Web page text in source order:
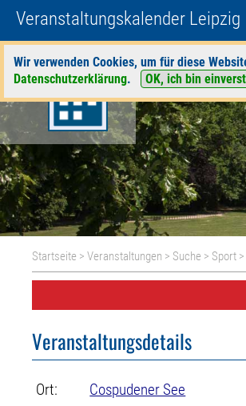
Veranstaltungskalender Leipzig
Wir verwenden Cookies, um für diese
Datenschutzerklärung. OK, ich bin
Startseite >Veranstaltungen > Suche > Sport >
Veranstaltungsdetails
Ort:
Cospudener See